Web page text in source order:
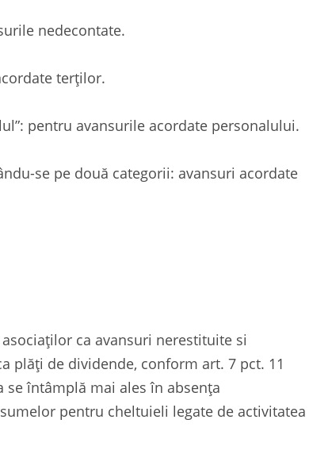
nedecontate.
terților.
pentru avansurile acordate personalului.
se pe două categorii: avansuri acordate
ca avansuri nerestituite si
plăți de dividende, conform art. 7 pct. 11
se întâmplă mai ales în absența
pentru cheltuieli legate de activitatea